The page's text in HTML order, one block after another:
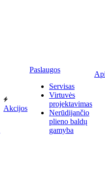
Akcijos
Paslaugos
Servisas
Virtuvės
projektavimas
Nerūdijančio
plieno baldų
gamyba